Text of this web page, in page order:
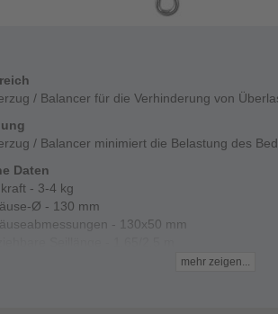
/ Balancer für die Verhinderung von
/ Balancer minimiert die Belastung des
Daten
- 3-4 kg
Ø - 130 mm
- 130x50 mm
mehr zeigen...